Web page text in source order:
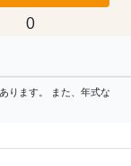
0
ります。 また、年式な